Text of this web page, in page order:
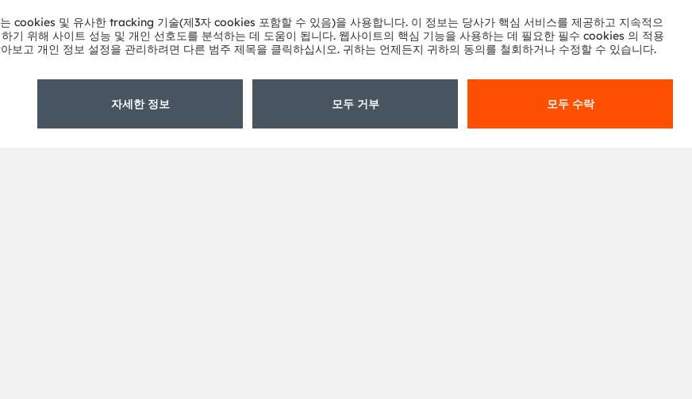
증권거래소에 ams-OSRAM AG로 상장되어 있다(ISIN:
은 제품과 서비스가 ams OSRAM 그룹의 상표로 등록
유자의 상표이거나 등록 상표일 수 있다.